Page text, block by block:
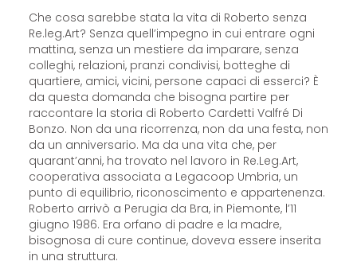
Che cosa sarebbe stata la vita di Roberto senza
Re.leg.Art? Senza quell’impegno in cui entrare ogni
mattina, senza un mestiere da imparare, senza
colleghi, relazioni, pranzi condivisi, botteghe di
quartiere, amici, vicini, persone capaci di esserci? È
da questa domanda che bisogna partire per
raccontare la storia di Roberto Cardetti Valfré Di
Bonzo. Non da una ricorrenza, non da una festa, non
da un anniversario. Ma da una vita che, per
quarant’anni, ha trovato nel lavoro in Re.Leg.Art,
cooperativa associata a Legacoop Umbria, un
punto di equilibrio, riconoscimento e appartenenza.
Roberto arrivò a Perugia da Bra, in Piemonte, l’11
giugno 1986. Era orfano di padre e la madre,
bisognosa di cure continue, doveva essere inserita
in una struttura.